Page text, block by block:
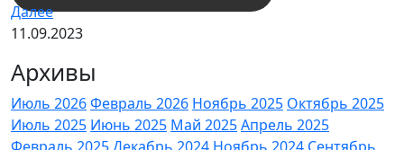
Далее
11.09.2023
Архивы
Июль 2026Февраль 2026 Ноябрь 2025 Октябрь 2025
Июль 2025 Июнь 2025 Май 2025Апрель 2025